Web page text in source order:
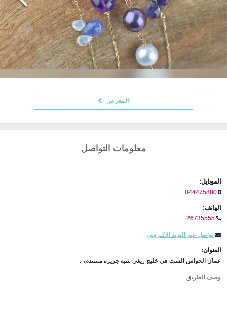
المعرض
معلومات التواصل
الموبايل:
044475880
الهاتف:
26735555
تواصل عبر البريد الاكتروني
العنوان:
عمان الحواس الست في خليج زيغي شبه جزيرة مسندم، ،
وصف الطريق